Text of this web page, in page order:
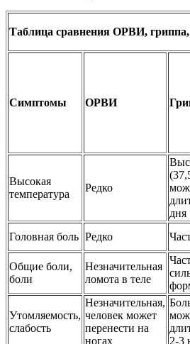
Таблица сравнения ОРВИ, гриппа,
Симптомы ОРВИ
Высокая
температура
Редко
дня
Головная боль Редко
Общие боли,
боли
Незначительная
ломота в теле
Утомляемость,
слабость
Незначительная,
человек может
перенести на
ногах
2-3